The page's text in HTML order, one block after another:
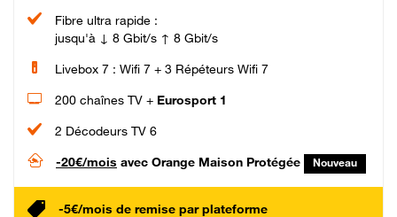
Fibre ultra rapide :
jusqu'à ↓ 8 Gbit/s ↑ 8 Gbit/s
Livebox 7 : Wifi 7 + 3 Répéteurs Wifi 7
200 chaînes TV + Eurosport 1
2 Décodeurs TV 6
-20€/mois avec Orange Maison Protégée Nouveau
-5€/mois de remise par plateforme